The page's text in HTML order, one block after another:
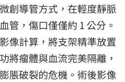
創導管方式，在輕度靜脈
管，傷口僅僅約 1 公分。
像計算，將支架精準放置
將瘤體與血流完美隔離，
脹破裂的危機。術後影像